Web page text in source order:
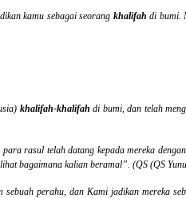
kamu sebagai seorang khalifah di bumi.
khalifah-khalifah di bumi, dan telah
rasul telah datang kepada mereka
bagaimana kalian beramal”. (QS (QS
perahu, dan Kami jadikan mereka